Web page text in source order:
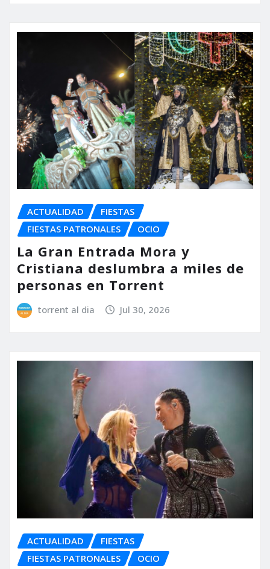
ACTUALIDAD
FIESTAS
FIESTAS PATRONALES
OCIO
La Gran Entrada Mora y
Cristiana deslumbra a miles de
personas en Torrent
torrent al dia Jul 30, 2026
ACTUALIDAD
FIESTAS
FIESTAS PATRONALES
OCIO